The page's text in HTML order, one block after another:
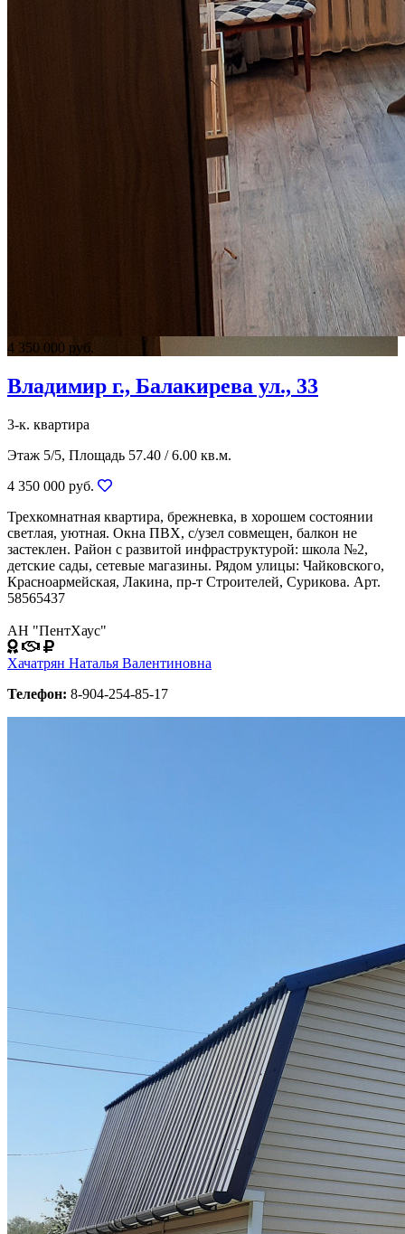
4 350 000 руб.
Владимир г., Балакирева ул., 33
3-к. квартира
Этаж 5/5, Площадь 57.40 / 6.00 кв.м.
4 350 000 руб.
Трехкомнатная квартира, брежневка, в хорошем состоянии
светлая, уютная. Окна ПВХ, с/узел совмещен, балкон не
застеклен. Район с развитой инфраструктурой: школа №2,
детские сады, сетевые магазины. Рядом улицы: Чайковского,
Красноармейская, Лакина, пр-т Строителей, Сурикова. Арт.
58565437
АН "ПентХаус"
Хачатрян Наталья Валентиновна
Телефон: 8-904-254-85-17